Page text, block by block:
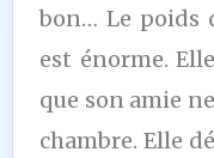
bon… Le poids
est énorme.
que son amie
chambre. Elle